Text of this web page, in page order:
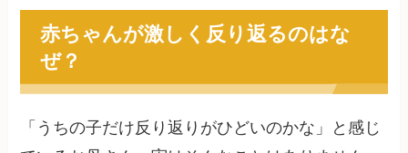
赤ちゃんが激しく反り返るのはな
ぜ？
「うちの子だけ反り返りがひどいのかな」と感じ